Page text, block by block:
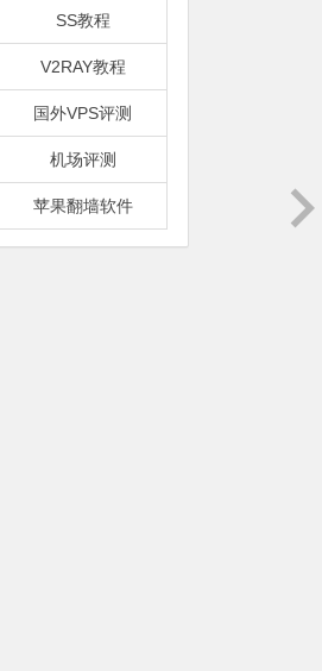
SS教程
V2RAY教程
国外VPS评测
机场评测
苹果翻墙软件